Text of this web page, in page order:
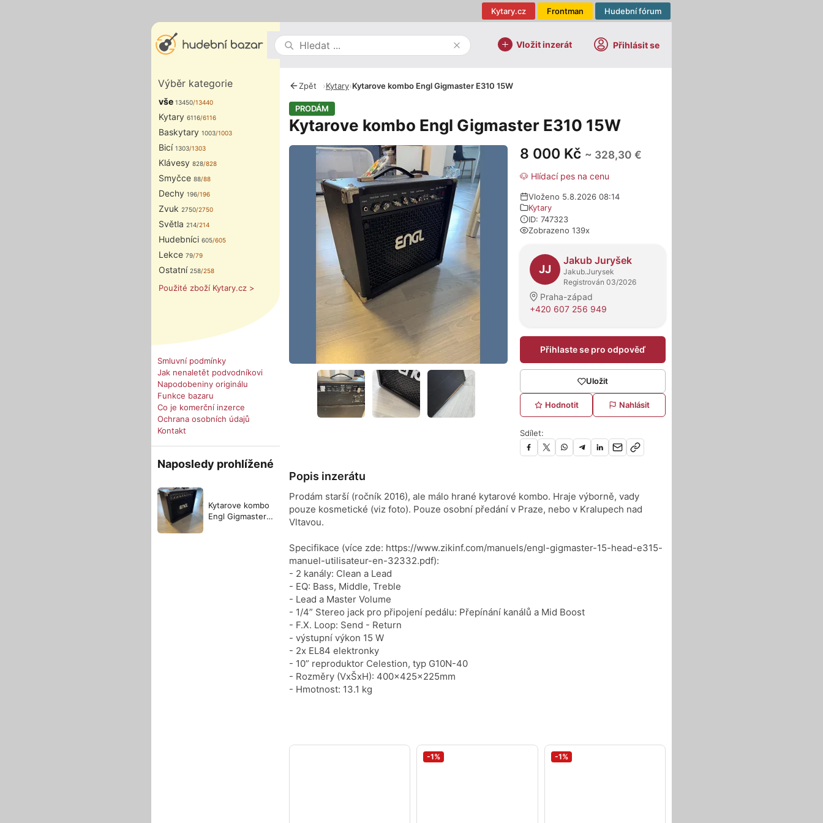
Hudební fórum
Frontman
Kytary.cz
Vložit inzerát Přihlásit se
Výběr kategorie
vše 13450/13440
Kytary 6116/6116
Baskytary 1003/1003
Bicí 1303/1303
Klávesy 828/828
Smyčce 88/88
Dechy 196/196
Zvuk 2750/2750
Světla 214/214
Hudebníci 605/605
Lekce 79/79
Ostatní 258/258
Použité zboží Kytary.cz >
Smluvní podmínky
Jak nenaletět podvodníkovi
Napodobeniny originálu
Funkce bazaru
Co je komerční inzerce
Ochrana osobních údajů
Kontakt
Naposledy prohlížené
Kytarove kombo
Engl Gigmaster
Zpět ›Kytary›Kytarove kombo Engl Gigmaster E310 15W
PRODÁM
Kytarove kombo Engl Gigmaster E310 15W
Fotografie 8 000 Kč ~ 328,30 €
🐶 Hlídací pes na cenu
Vloženo 5.8.2026 08:14
Kytary
ID: 747323
Zobrazeno 139x
O prodejci
JJ
Jakub Juryšek
Jakub.Jurysek
Registrován 03/2026
Praha-západ
+420 607 256 949
Přihlaste se pro odpověď
Uložit
Hodnotit Nahlásit
Sdílet:
Popis inzerátu
Prodám starší (ročník 2016), ale málo hrané kytarové kombo. Hraje výborně, vady
pouze kosmetické (viz foto). Pouze osobní předání v Praze, nebo v Kralupech nad
Vltavou.
Specifikace (více zde: https://www.zikinf.com/manuels/engl-gigmaster-15-head-e315-
manuel-utilisateur-en-32332.pdf):
- 2 kanály: Clean a Lead
- EQ: Bass, Middle, Treble
- Lead a Master Volume
- 1/4” Stereo jack pro připojení pedálu: Přepínání kanálů a Mid Boost
- F.X. Loop: Send - Return
- výstupní výkon 15 W
- 2x EL84 elektronky
- 10” reproduktor Celestion, typ G10N-40
- Rozměry (VxŠxH): 400x425x225mm
- Hmotnost: 13.1 kg
-1% -1%